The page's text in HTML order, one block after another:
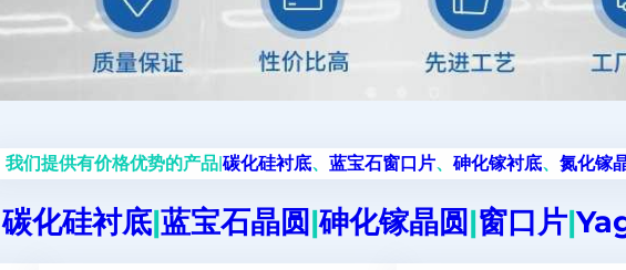
我们提供有价格优势的产品|碳化硅衬底、 蓝宝石窗口片、 砷化镓衬底、 氮化镓
碳化硅衬底|蓝宝石晶圆|砷化镓晶圆|窗口片|